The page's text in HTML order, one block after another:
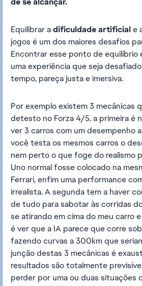
Equilibrar adificuldade artificiale
jogos é um dos maiores desafios
Encontrar esse ponto de equilíbrio
uma experiência que seja
tempo, pareça justa e imersiva.
Por exemplo existem 3 mecânicas
detesto no Forza 4/5, a primeira é
ver 3 carros com um desempenho
você testa os mesmos carros o
nem perto o que foge do realismo
Uno normal fosse colocado na
Ferrari, enfim uma performance
irrealista. A segunda tem a haver
de tudo para sabotar às corridas
se atirando em cima do meu carro
é ver que a IA parece que corre
fazendo curvas a 300km que
junção destas 3 mecânicas é
resultados são totalmente
perder por uma ou duas situações